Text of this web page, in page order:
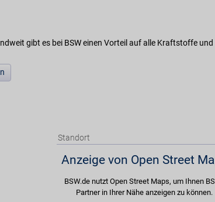
gibt es bei BSW einen Vorteil auf alle Kraftstoffe und
Standort
Anzeige von Open Street
BSW.de nutzt Open Street Maps, um Ihnen
Partner in Ihrer Nähe anzeigen zu können.